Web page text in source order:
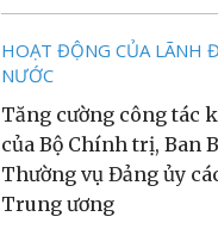
HOẠT ĐỘNG CỦA LÃNH
NƯỚC
Tăng cường công tác
của Bộ Chính trị, Ban
Thường vụ Đảng ủy
Trung ương